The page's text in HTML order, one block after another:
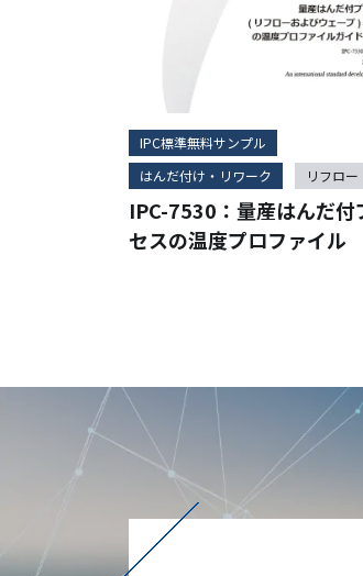
IPC標準無料サンプル
はんだ付け・リワーク
リフロー
IPC-7530：量産はんだ付
セスの温度プロファイル